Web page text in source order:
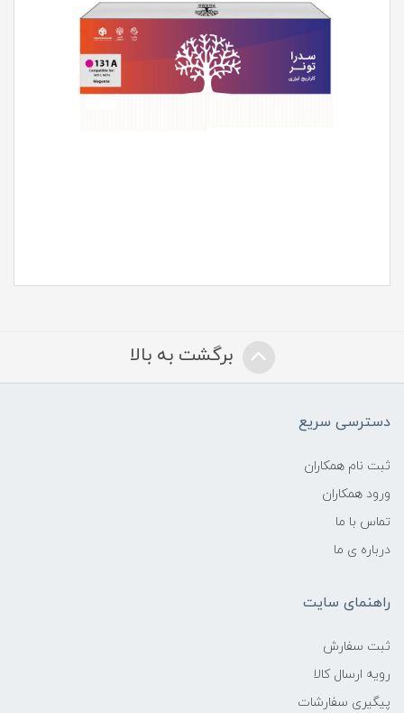
برگشت به بالا
دسترسی سریع
ثبت نام همکاران
ورود همکاران
تماس با ما
درباره ی ما
راهنمای سایت
ثبت سفارش
رویه ارسال کالا
پیگیری سفارشات